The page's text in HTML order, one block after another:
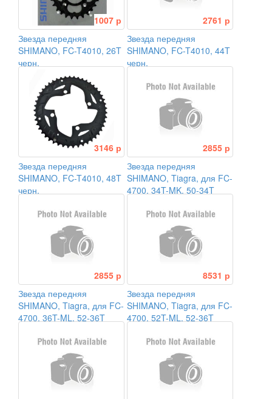
1007 р
Звезда передняя
SHIMANO, FC-T4010, 26T
черн.
2761 р
Звезда передняя
SHIMANO, FC-T4010, 44T
черн.
3146 р
Звезда передняя
SHIMANO, FC-T4010, 48T
черн.
2855 р
Звезда передняя
SHIMANO, Tiagra, для FC-
4700, 34T-MK, 50-34T
2855 р
Звезда передняя
SHIMANO, Tiagra, для FC-
4700, 36T-ML, 52-36T
8531 р
Звезда передняя
SHIMANO, Tiagra, для FC-
4700, 52T-ML, 52-36T